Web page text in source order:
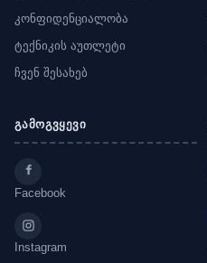
კონფიდენციალობა
ტექნიკის აუთლეტი
ჩვენ შესახებ
გამოგვყევი
Facebook
Instagram